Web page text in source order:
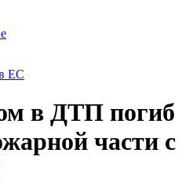
ЕС
в ДТП погиб
части с